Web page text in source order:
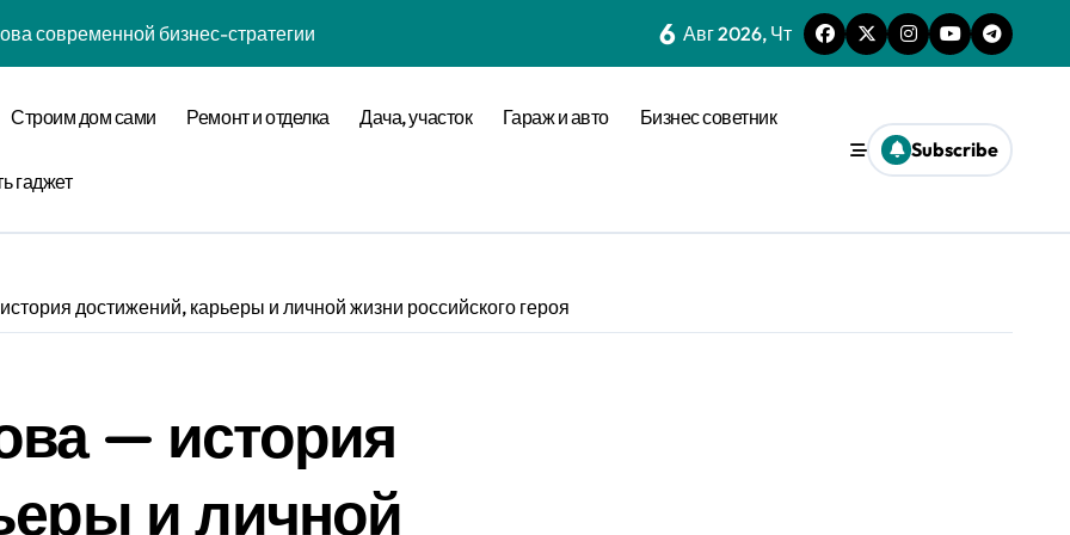
современной бизнес-стратегии
металлопроката
и инженерных систем элитных квартир в центре города
рейс Бишкек – Москва
в сегментах новостроек и элитного жилья
6 Авг 2026, Чт
Строим дом сами Ремонт и отделка Дача, участок Гараж и авто Бизнес советник
гаджет
Subscribe
достижений, карьеры и личной жизни российского героя
— история
и личной